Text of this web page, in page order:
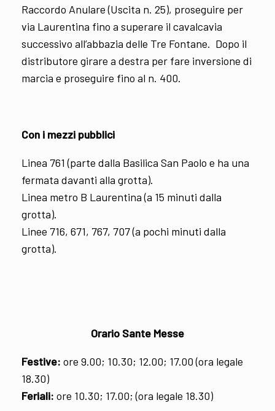
Raccordo Anulare (Uscita n. 25), proseguire per
via Laurentina fino a superare il cavalcavia
successivo all’abbazia delle Tre Fontane. Dopo il
distributore girare a destra per fare inversione di
marcia e proseguire fino al n. 400.
Con i mezzi pubblici
Linea 761 (parte dalla Basilica San Paolo e ha una
fermata davanti alla grotta).
Linea metro B Laurentina (a 15 minuti dalla
grotta).
Linee 716, 671, 767, 707 (a pochi minuti dalla
grotta).
Orario Sante Messe
Festive: ore 9.00; 10.30; 12.00; 17.00 (ora legale
18.30)
Feriali: ore 10.30; 17.00; (ora legale 18.30)